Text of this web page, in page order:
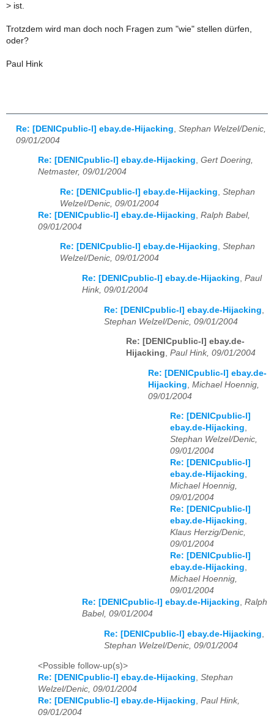
> ist.
Trotzdem wird man doch noch Fragen zum "wie" stellen dürfen,
oder?
Paul Hink
Re: [DENICpublic-l] ebay.de-Hijacking Stephan Welzel/Denic,
09/01/2004
Re: [DENICpublic-l] ebay.de-Hijacking, Gert Doering,
Netmaster, 09/01/2004
Re: [DENICpublic-l] ebay.de-Hijacking Stephan
Welzel/Denic, 09/01/2004
Re: [DENICpublic-l] ebay.de-Hijacking Ralph Babel,
09/01/2004
Re: [DENICpublic-l] ebay.de-Hijacking, Stephan
Welzel/Denic, 09/01/2004
Re: [DENICpublic-l] ebay.de-Hijacking Paul
Hink, 09/01/2004
Re: [DENICpublic-l] ebay.de-Hijacking
Stephan Welzel/Denic, 09/01/2004
Re: [DENICpublic-l] ebay.de-
Hijacking, Paul Hink, 09/01/2004
Re: [DENICpublic-l] ebay.de-
Hijacking Michael Hoennig,
09/01/2004
Re: [DENICpublic-l]
ebay.de-Hijacking,
Stephan Welzel/Denic,
09/01/2004
Re: [DENICpublic-l]
ebay.de-Hijacking,
Michael Hoennig,
09/01/2004
Re: [DENICpublic-l]
ebay.de-Hijacking,
Klaus Herzig/Denic,
09/01/2004
Re: [DENICpublic-l]
ebay.de-Hijacking,
Michael Hoennig,
09/01/2004
Re: [DENICpublic-l] ebay.de-Hijacking, Ralph
Babel, 09/01/2004
Re: [DENICpublic-l] ebay.de-Hijacking
Stephan Welzel/Denic, 09/01/2004
<Possible follow-up(s)>
Re: [DENICpublic-l] ebay.de-Hijacking Stephan
Welzel/Denic, 09/01/2004
Re: [DENICpublic-l] ebay.de-Hijacking Paul Hink,
09/01/2004